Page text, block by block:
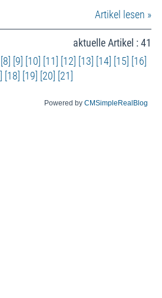
Artikel lesen »
aktuelle Artikel : 41
[8] [9] [10] [11] [12] [13] [14] [15]
[16]
[18] [19] [20] [21]
Powered byCMSimpleRealBlog